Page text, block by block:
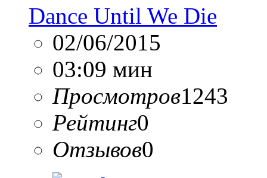
Dance Until We Die
02/06/2015
03:09 мин
Просмотров1243
Рейтинг0
Отзывов0